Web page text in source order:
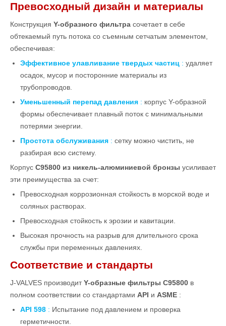
Превосходный дизайн и материалы
Конструкция Y-образного фильтра сочетает в себе
обтекаемый путь потока со съемным сетчатым элементом,
обеспечивая:
Эффективное улавливание твердых частиц : удаляет
осадок, мусор и посторонние материалы из
трубопроводов.
Уменьшенный перепад давления : корпус Y-образной
формы обеспечивает плавный поток с минимальными
потерями энергии.
Простота обслуживания : сетку можно чистить, не
разбирая всю систему.
Корпус C95800 из никель-алюминиевой бронзы усиливает
эти преимущества за счет:
Превосходная коррозионная стойкость в морской воде и
соляных растворах.
Превосходная стойкость к эрозии и кавитации.
Высокая прочность на разрыв для длительного срока
службы при переменных давлениях.
Соответствие и стандарты
J-VALVES производитY-образные фильтры C95800 в
полном соответствии со стандартами API и ASME :
API 598 : Испытание под давлением и проверка
герметичности.